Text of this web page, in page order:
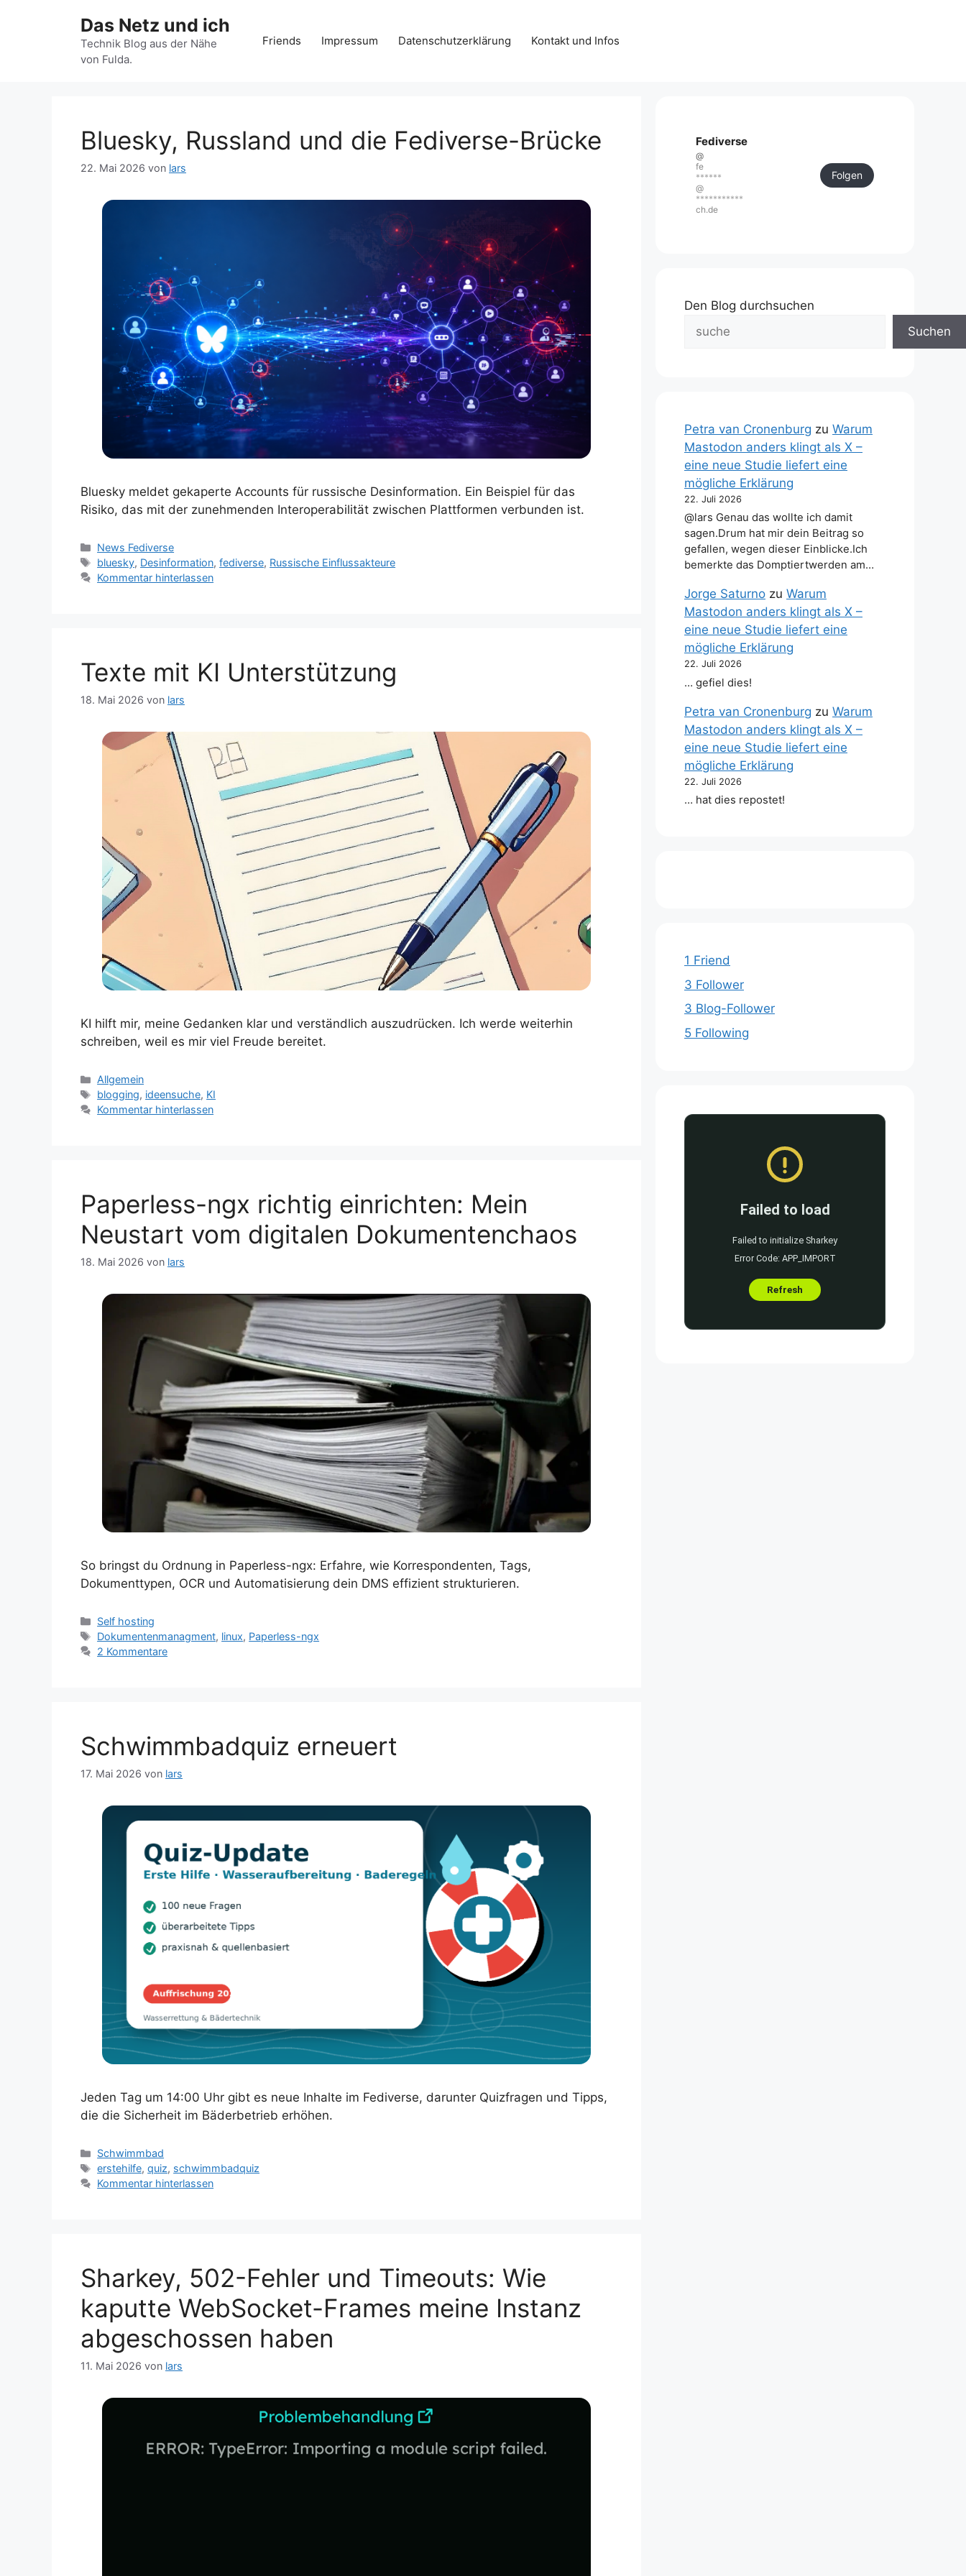
Das Netz und ich
Technik Blog aus der Nähe
von Fulda.
Friends Impressum Datenschutzerklärung Kontakt und Infos
Bluesky, Russland und die Fediverse-Brücke
22. Mai 2026 von lars
Bluesky meldet gekaperte Accounts für russische Desinformation. Ein Beispiel für das
Risiko, das mit der zunehmenden Interoperabilität zwischen Plattformen verbunden ist.
Kategorien
News Fediverse
Schlagwörter
bluesky, Desinformation,fediverse, Russische Einflussakteure
Kommentar hinterlassen
Texte mit KI Unterstützung
18. Mai 2026 von lars
KI hilft mir, meine Gedanken klar und verständlich auszudrücken. Ich werde weiterhin
schreiben, weil es mir viel Freude bereitet.
Kategorien
Allgemein
Schlagwörter
blogging, ideensuche, KI
Kommentar hinterlassen
Paperless-ngx richtig einrichten: Mein
Neustart vom digitalen Dokumentenchaos
18. Mai 2026 von lars
So bringst du Ordnung in Paperless-ngx: Erfahre, wie Korrespondenten, Tags,
Dokumenttypen, OCR und Automatisierung dein DMS effizient strukturieren.
Kategorien
Self hosting
Schlagwörter
Dokumentenmanagment, linux, Paperless-ngx
2 Kommentare
Schwimmbadquiz erneuert
17. Mai 2026 von lars
Jeden Tag um 14:00 Uhr gibt es neue Inhalte im Fediverse, darunter Quizfragen und Tipps,
die die Sicherheit im Bäderbetrieb erhöhen.
Kategorien
Schwimmbad
Schlagwörter
erstehilfe,quiz, schwimmbadquiz
Kommentar hinterlassen
Sharkey, 502-Fehler und Timeouts: Wie
kaputte WebSocket-Frames meine Instanz
abgeschossen haben
11. Mai 2026 von lars
Fediverse
@
fe
******
@
***********
ch.de
Folgen
Den Blog durchsuchen
Suchen
Petra van Cronenburg zu Warum
Mastodon anders klingt als X –
eine neue Studie liefert eine
mögliche Erklärung
22. Juli 2026
@lars Genau das wollte ich damit
sagen.Drum hat mir dein Beitrag so
gefallen, wegen dieser Einblicke.Ich
bemerkte das Domptiertwerden am…
Jorge Saturno zu Warum
Mastodon anders klingt als X –
eine neue Studie liefert eine
mögliche Erklärung
22. Juli 2026
… gefiel dies!
Petra van Cronenburg zu Warum
Mastodon anders klingt als X –
eine neue Studie liefert eine
mögliche Erklärung
22. Juli 2026
… hat dies repostet!
1 Friend
3 Follower
3 Blog-Follower
5 Following